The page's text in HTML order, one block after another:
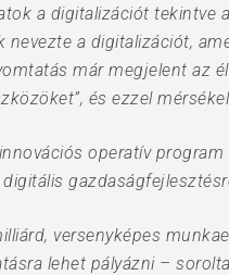
a digitalizációt
a digitalizációt,
már megjelent az
és ezzel
operatív
versenyképes
lehet pályázni –